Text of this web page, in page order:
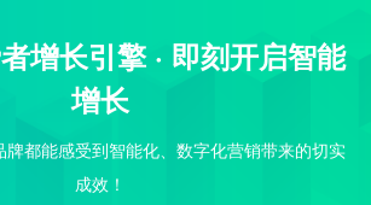
增长引擎 · 即刻开启智能
增长
都能感受到智能化、数字化营销带来的切实
成效！